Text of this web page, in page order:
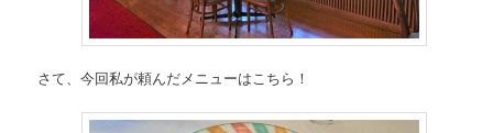
さて、今回私が頼んだメニューはこちら！